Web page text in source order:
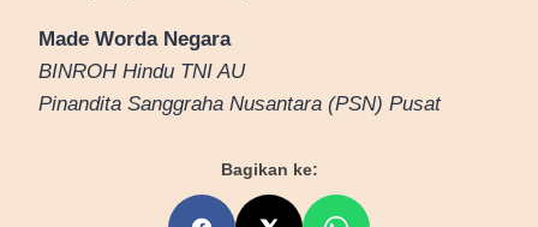
Made Worda Negara
BINROH Hindu TNI AU
Pinandita Sanggraha Nusantara (PSN) Pusat
Bagikan ke: